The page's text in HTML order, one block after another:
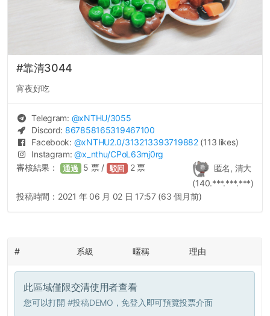
#靠清3044
宵夜好吃
Telegram: @xNTHU/3055
Discord: 867858165319467100
Facebook: @xNTHU2.0/313213393719882 (113 likes)
Instagram:@x_nthu/CPoL63mj0rg
匿名, 清大
(140.***.***.***)
審核結果： 通過 5 票 / 駁回 2票
投稿時間： 2021 年 06 月 02 日 17:57 (63 個月前)
# 系級 暱稱 理由
此區域僅限交清使用者查看
您可以打開 #投稿DEMO ，免登入即可預覽投票介面